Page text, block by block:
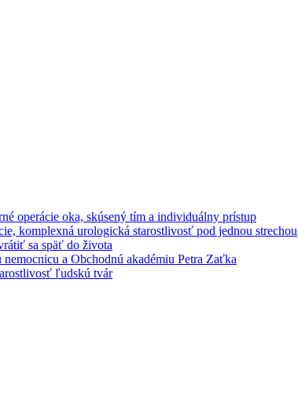
operácie oka, skúsený tím a individuálny prístup
komplexná urologická starostlivosť pod jednou strechou
sa späť do života
a Obchodnú akadémiu Petra Zaťka
ľudskú tvár